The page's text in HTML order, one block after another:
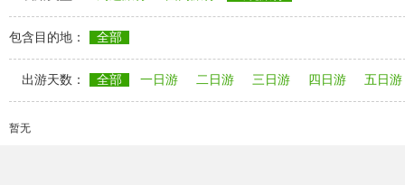
包含目的地： 全部
出游天数： 全部 一日游 二日游 三日游 四日游 五日游
暂无